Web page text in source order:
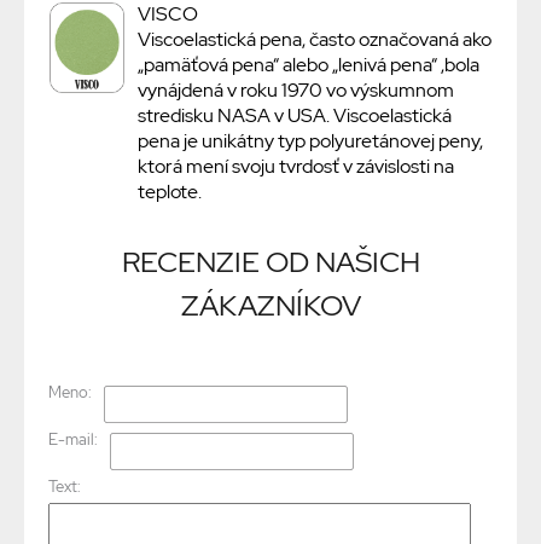
VISCO
Viscoelastická pena, často označovaná ako
„pamäťová pena“ alebo „lenivá pena“ ,bola
vynájdená v roku 1970 vo výskumnom
stredisku NASA v USA. Viscoelastická
pena je unikátny typ polyuretánovej peny,
ktorá mení svoju tvrdosť v závislosti na
teplote.
RECENZIE OD NAŠICH
ZÁKAZNÍKOV
Meno:
E-mail:
Text: